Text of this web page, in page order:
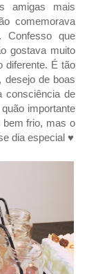
amigas mais
comemorava
Confesso que
gostava muito
diferente. É tão
desejo de boas
consciênciade
importante
bem frio, mas o
dia especial ♥